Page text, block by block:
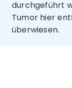
durchgeführt
Tumor hier
überwiesen.